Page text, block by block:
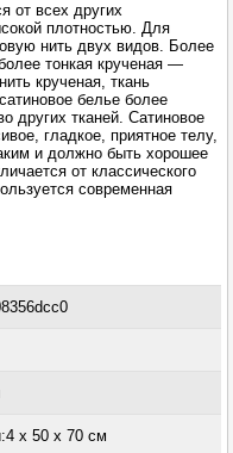
от всех других
плотностью. Для
нить двух видов. Более
тонкая крученая —
крученая, ткань
белье более
других тканей. Сатиновое
гладкое, приятное телу,
и должно быть хорошее
от классического
современная
x 50 х 70 см